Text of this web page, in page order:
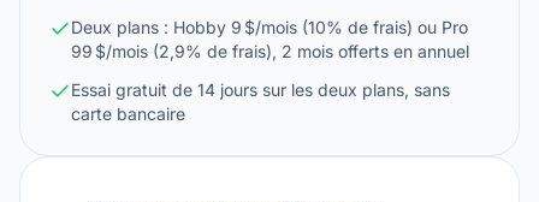
Deux plans : Hobby 9 $/mois (10% de frais) ou Pro
99 $/mois (2,9% de frais), 2 mois offerts en annuel
Essai gratuit de 14 jours sur les deux plans, sans
carte bancaire